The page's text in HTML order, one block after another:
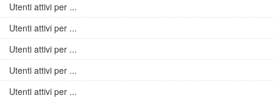
Utenti attivi per ...
Utenti attivi per ...
Utenti attivi per ...
Utenti attivi per ...
Utenti attivi per ...